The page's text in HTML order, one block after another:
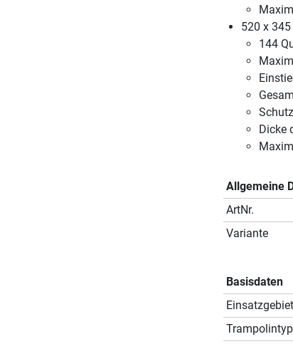
520 x
144
Dicke
Allgemeine
ArtNr.
Variante
Basisdaten
Einsatzgebiet
Trampolintyp